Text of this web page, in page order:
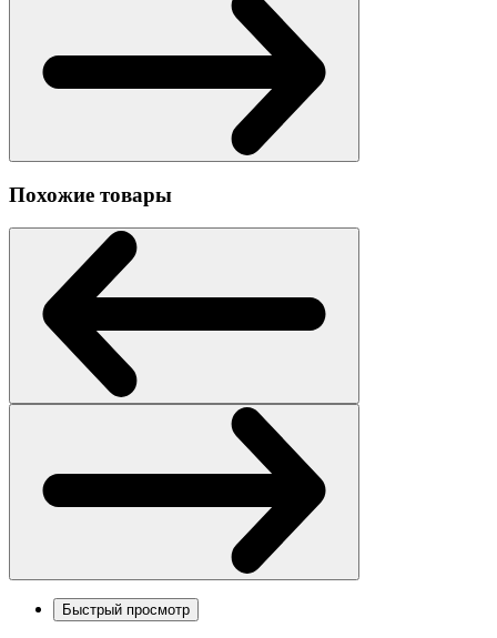
Похожие товары
Быстрый просмотр